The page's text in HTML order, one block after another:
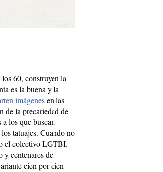
60, construyen la
es la buena y la
imágenesen las
de la precariedad de
los que buscan
tatuajes. Cuando no
el colectivo LGTBI.
y centenares de
cien por cien